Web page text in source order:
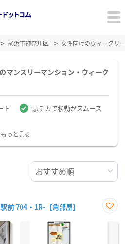
横浜市神奈川区 女性向けのウィークリ
マンスリーマンション・ウィーク
ト
駅チカで移動がスムーズ
もっと見る
前 704・1R-【角部屋】
に入